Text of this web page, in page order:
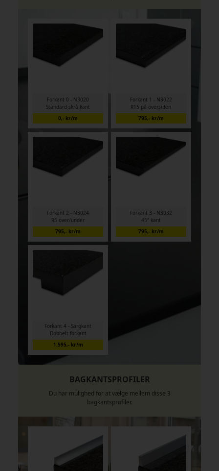
Forkant 0 - N3020
Standard skrå kant
0,- kr/m
Forkant 1 - N3022
R15 på oversiden
795,- kr/m
Forkant 2 - N3024
R5 over/under
795,- kr/m
Forkant 3 - N3032
45° kant
795,- kr/m
Forkant 4 - Sargkant
Dobbelt forkant
1.595,- kr/m
BAGKANTSPROFILER
Du har mulighed for at vælge mellem disse 3
bagkantsprofiler.